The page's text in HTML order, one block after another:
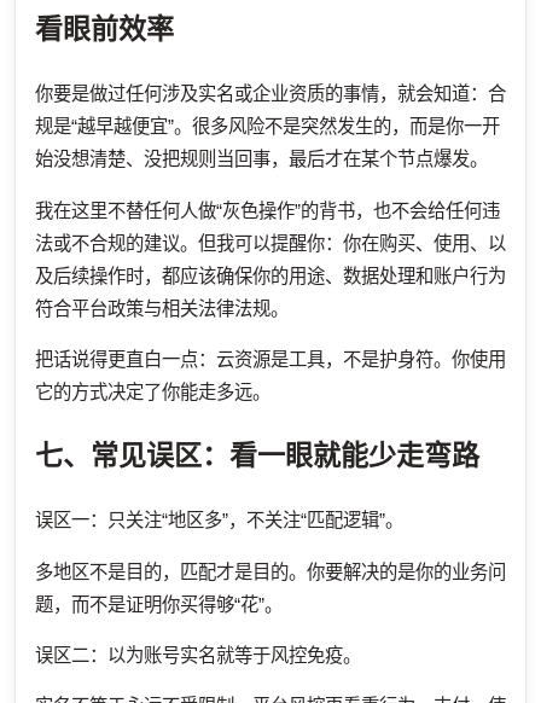
看眼前效率
你要是做过任何涉及实名或企业资质的事情，就会知道：合
规是“越早越便宜”。很多风险不是突然发生的，而是你一开
始没想清楚、没把规则当回事，最后才在某个节点爆发。
我在这里不替任何人做“灰色操作”的背书，也不会给任何违
法或不合规的建议。但我可以提醒你：你在购买、使用、以
及后续操作时，都应该确保你的用途、数据处理和账户行为
符合平台政策与相关法律法规。
把话说得更直白一点：云资源是工具，不是护身符。你使用
它的方式决定了你能走多远。
七、常见误区：看一眼就能少走弯路
误区一：只关注“地区多”，不关注“匹配逻辑”。
多地区不是目的，匹配才是目的。你要解决的是你的业务问
题，而不是证明你买得够“花”。
误区二：以为账号实名就等于风控免疫。